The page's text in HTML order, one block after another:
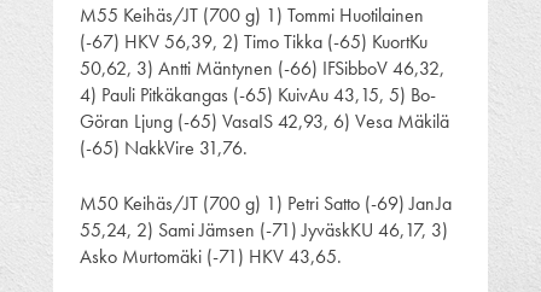
M55 Keihäs/JT (700 g) 1) Tommi Huotilainen
(-67) HKV 56,39, 2) Timo Tikka (-65) KuortKu
50,62, 3) Antti Mäntynen (-66) IFSibboV 46,32,
4) Pauli Pitkäkangas (-65) KuivAu 43,15, 5) Bo-
Göran Ljung (-65) VasaIS 42,93, 6) Vesa Mäkilä
(-65) NakkVire 31,76.
M50 Keihäs/JT (700 g) 1) Petri Satto (-69) JanJa
55,24, 2) Sami Jämsen (-71) JyväskKU 46,17, 3)
Asko Murtomäki (-71) HKV 43,65.